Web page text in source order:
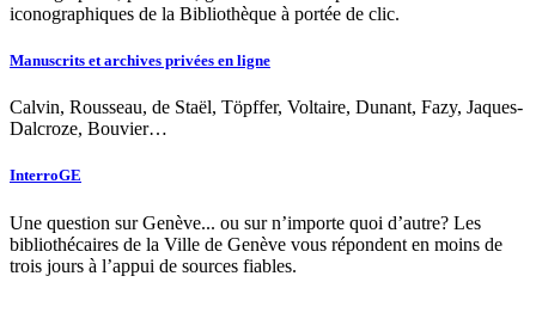
iconographiques de la Bibliothèque à portée de clic.
Manuscrits et archives privées en ligne
Calvin, Rousseau, de Staël, Töpffer, Voltaire, Dunant, Fazy, Jaques-
Dalcroze, Bouvier…
InterroGE
Une question sur Genève... ou sur n’importe quoi d’autre? Les
bibliothécaires de la Ville de Genève vous répondent en moins de
trois jours à l’appui de sources fiables.